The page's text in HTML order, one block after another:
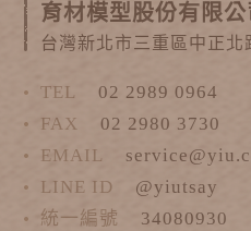
育材模型股份有限公
台灣新北市三重區中正
TEL
02 2989 0964
FAX
02 2980 3730
EMAIL
LINE ID
@yiutsay
統一編號
34080930